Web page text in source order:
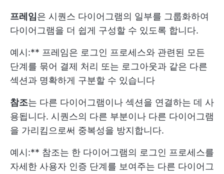
프레임 은 시퀀스 다이어그램의 일부를 그룹화하여
다이어그램을 더 쉽게 구성할 수 있도록 합니다.
예시:** 프레임은 로그인 프로세스와 관련된 모든
단계를 묶어 결제 처리 또는 로그아웃과 같은 다른
섹션과 명확하게 구분할 수 있습니다
참조는 다른 다이어그램이나 섹션을 연결하는 데 사
용됩니다. 시퀀스의 다른 부분이나 다른 다이어그램
을 가리킴으로써 중복성을 방지합니다.
예시:** 참조는 한 다이어그램의 로그인 프로세스를
자세한 사용자 인증 단계를 보여주는 다른 다이어그